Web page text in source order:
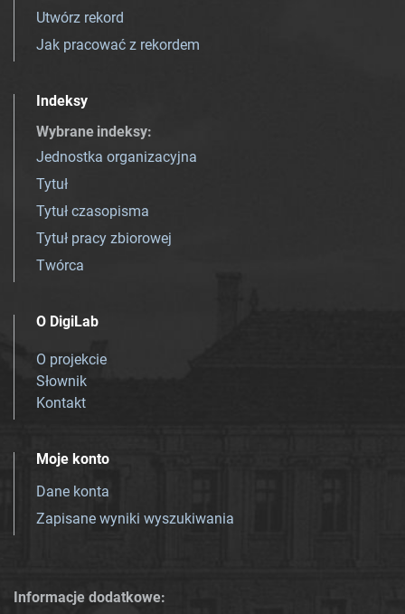
Utwórz rekord
Jak pracować z rekordem
Indeksy
Wybrane indeksy:
Jednostka organizacyjna
Tytuł
Tytuł czasopisma
Tytuł pracy zbiorowej
Twórca
O DigiLab
O projekcie
Słownik
Kontakt
Moje konto
Dane konta
Zapisane wyniki wyszukiwania
Informacje dodatkowe: